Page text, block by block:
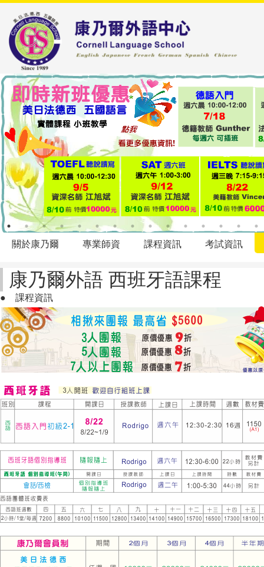
關於康乃爾 專業師資 課程資訊 考試資訊
康乃爾外語 西班牙語課程
● 課程資訊